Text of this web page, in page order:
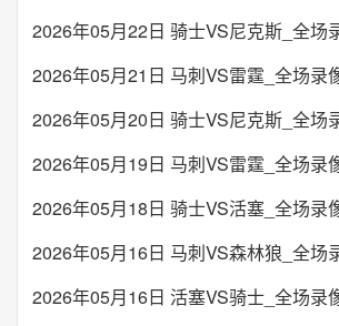
2026年05月21日 马刺VS雷霆_全场录
2026年05月19日 马刺VS雷霆_全场录
2026年05月18日 骑士VS活塞_全场录
2026年05月16日 活塞VS骑士_全场录